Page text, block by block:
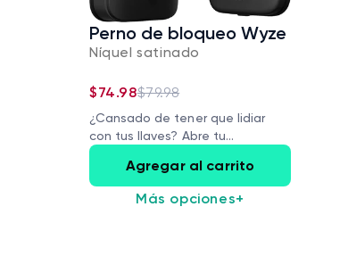
Perno de bloqueo Wyze
Níquel satinado
$74.98$79.98
¿Cansado de tener que lidiar
con tus llaves? Abre tu...
Agregar al carrito
Más opciones+